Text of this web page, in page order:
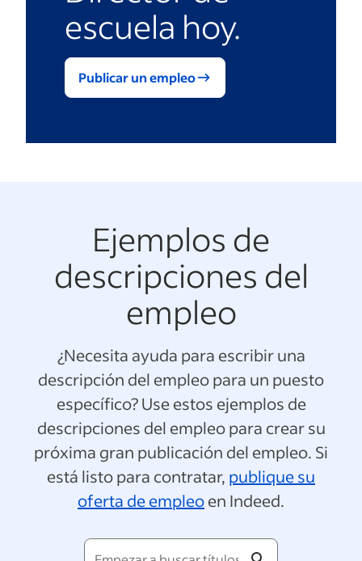
escuela hoy.
Publicar un empleo
Ejemplos de
descripciones del
empleo
¿Necesita ayuda para escribir una
descripción del empleo para un puesto
específico? Use estos ejemplos de
descripciones del empleo para crear su
próxima gran publicación del empleo. Si
está listo para contratar, publique su
oferta de empleoen Indeed.
Empezar